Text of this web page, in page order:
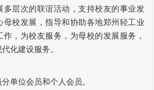
多层次的联谊活动，支持校友的事业发
母校发展，指导和协助各地郑州轻工业
作，为校友服务，为母校的发展服务，
化建设服务。
单位会员和个人会员。